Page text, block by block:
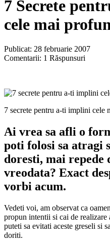
7 Secrete
cele mai
Publicat: 28 februarie 2007
Comentarii: 1 Răspunsuri
7 secrete pentru a-ti implini cele
Ai vrea sa afli o
poti folosi sa atragi
doresti, mai
vreodata? Exact
vorbi acum.
Vedeti voi, am observat ca
propun intentii si cai de
puteti sa evitati aceste greseli si
doriti.